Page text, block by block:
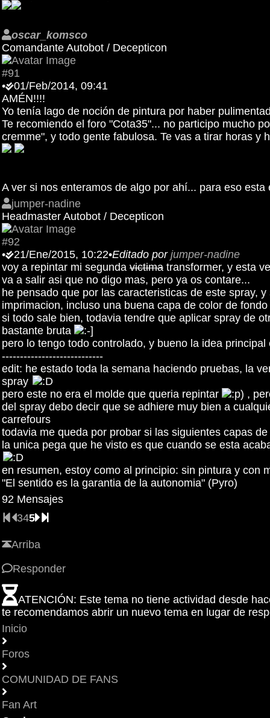
oscar_komsco
Comandante Autobot / Decepticon
#91
•
01/Feb/2014, 09:41
AMÉN!!!!
Yo tenía lago de noción de pintura por haber
Te recomiendo el foro "Cota35"... no participo mucho
cremme", y todo gente fabulosa. Te vas a tirar horas y
A ver si nos enteramos de algo por ahí... para eso
jumper-nadine
Headmaster Autobot / Decepticon
#92
•
21/Ene/2015, 10:22•Editado por jumper-nadine
voy a repintar mi segunda victima transformer, y esta
va a salir asi que no digo mas, pero ya os contare...
he pensado que por las caracteristicas de este spray,
imprimacion, incluso una buena capa de color de
si todo sale bien, todavia tendre que aplicar spray de
bastante bruta
pero lo tengo todo controlado, y bueno la idea
----------------------------
edit: he estado toda la semana haciendo pruebas, la
spray
pero este no era el molde que queria repintar
,
del spray debo decir que se adhiere muy bien a
carrefours
todavia me queda por probar si las siguientes capas
la unica pega que he visto es que cuando se esta
en resumen, estoy como al principio: sin pintura y con
"El sentido es la garantia de la autonomia" (Pyro)
92 Mensajes
345
Arriba
Responder
ATENCIÓN: Este tema no tiene actividad desde
te recomendamos abrir un nuevo tema en lugar de
Inicio
Foros
COMUNIDAD DE FANS
Fan Art